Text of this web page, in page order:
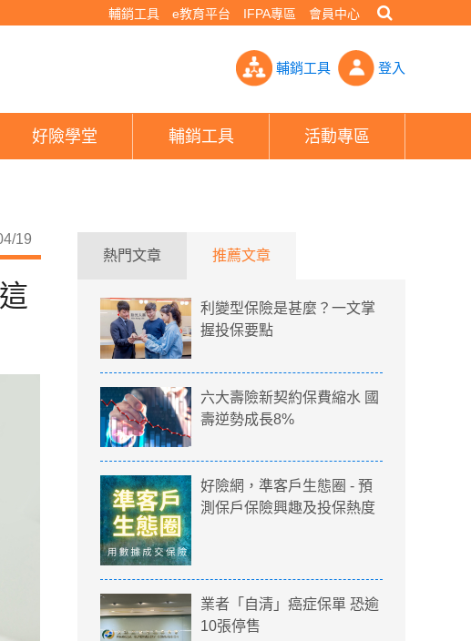
輔銷工具 e教育平台 IFPA專區 會員中心
單比一比！網求提高保障好方法 一票人推這樣搭「CP值最高」- PHEW!好險
輔銷工具 登入
好險學堂 輔銷工具 活動專區
19
熱門文章 推薦文章
利變型保險是甚麼？一文掌
握投保要點
六大壽險新契約保費縮水 國
壽逆勢成長8%
好險網，準客戶生態圈 - 預
測保戶保險興趣及投保熱度
業者「自清」癌症保單 恐逾
10張停售